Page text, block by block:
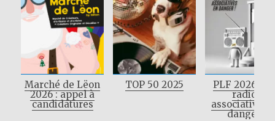
Marché de Lëon
2026 : appel à
candidatures
TOP 50 2025
PLF 2026 :
radios
associatives
danger !